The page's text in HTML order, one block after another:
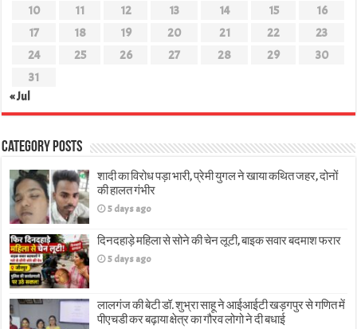
10
11 12 13 14 15
16
17
18 19 20 21 22
23
24
25 26 27 28 29
30
31
« Jul
Category Posts
शादी का विरोध पड़ा भारी, प्रेमी युगल ने खाया कथित जहर, दोनों
की हालत गंभीर
5 days ago
दिनदहाड़े महिला से सोने की चेन लूटी, बाइक सवार बदमाश फरार
5 days ago
लालगंज की बेटी डॉ. शुभ्रा साहू ने आईआईटी खड़गपुर से गणित में
पीएचडी कर बढ़ाया क्षेत्र का गौरव लोगो ने दी बधाई